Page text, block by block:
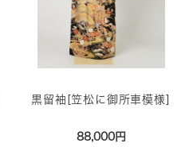
黒留袖[笠松に御所車模様]
88,000円